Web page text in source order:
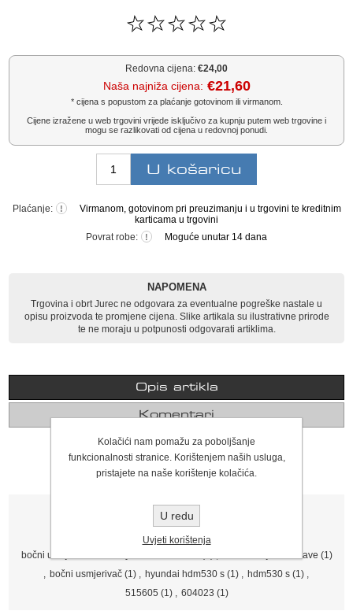
Redovna cijena: €24,00
Naša najniža cijena: €21,60
* cijena s popustom za plaćanje gotovinom ili virmanom.
Cijene izražene u web trgovini vrijede isključivo za kupnju putem web trgovine i
mogu se razlikovati od cijena u redovnoj ponudi.
Plaćanje: !
Virmanom, gotovinom pri preuzimanju i u trgovini te kreditnim
karticama u trgovini
Povrat robe:
! Moguće unutar 14 dana
NAPOMENA
Trgovina i obrt Jurec ne odgovara za eventualne pogreške nastale u
opisu proizvoda te promjene cijena. Slike artikala su ilustrativne prirode
te ne moraju u potpunosti odgovarati artiklima.
Opis artikla
Komentari
Bočni usmjerivač trave Hyundai HDM530 S
Tagovi proizvoda
bočni usmjerivač trave hyundai
bočni usmjerivač trave hyundai hdm530 s
bočni usmjerivač trave (1)
, bočni usmjerivač (1) , hyundai hdm530 s (1) , hdm530 s (1) ,
515605 (1) , 604023 (1)
Kolačići nam pomažu za poboljšanje
funkcionalnosti stranice. Korištenjem naših usluga,
pristajete na naše korištenje kolačića.
U redu
Uvjeti korištenja